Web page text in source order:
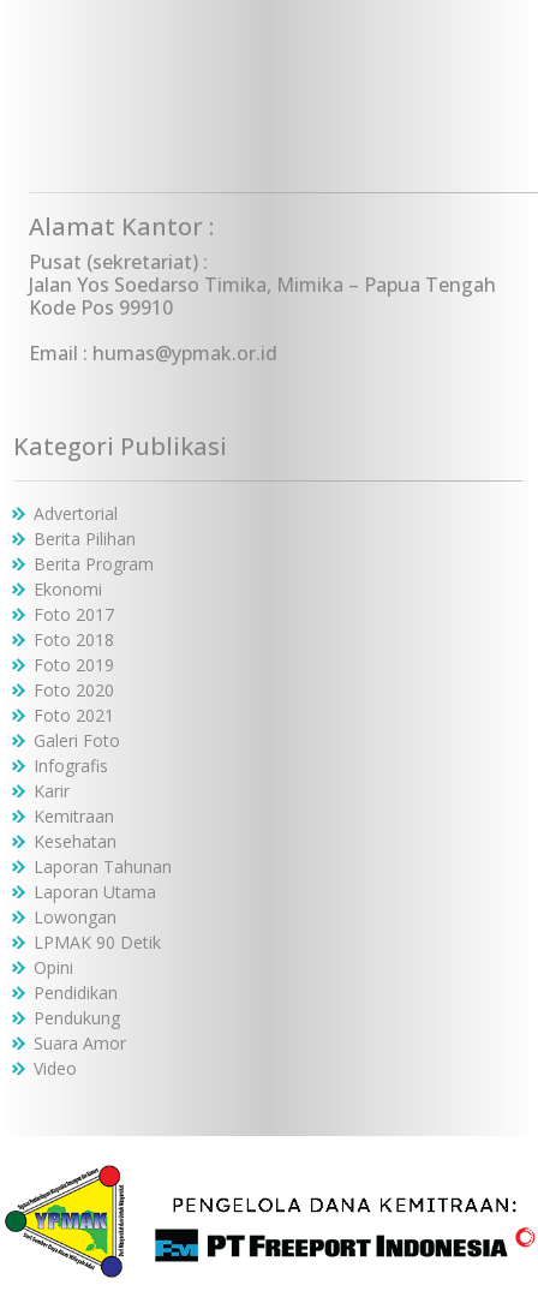
Alamat Kantor :
Pusat (sekretariat) :
Jalan Yos Soedarso Timika, Mimika – Papua Tengah
Kode Pos 99910
Email : humas@ypmak.or.id
Kategori Publikasi
Advertorial
Berita Pilihan
Berita Program
Ekonomi
Foto 2017
Foto 2018
Foto 2019
Foto 2020
Foto 2021
Galeri Foto
Infografis
Karir
Kemitraan
Kesehatan
Laporan Tahunan
Laporan Utama
Lowongan
LPMAK 90 Detik
Opini
Pendidikan
Pendukung
Suara Amor
Video